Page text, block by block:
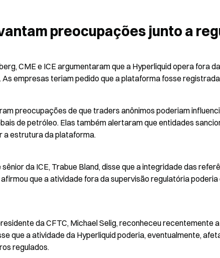
preocupações junto a
CME e ICE argumentaram que a Hyperliquid opera fora
As empresas teriam pedido que a plataforma fosse
preocupações de que traders anônimos poderiam
de petróleo. Elas também alertaram que entidades
a estrutura da plataforma.
da ICE, Trabue Bland, disse que a integridade das
que a atividade fora da supervisão regulatória
da CFTC, Michael Selig, reconheceu recentemente
que a atividade da Hyperliquid poderia, eventualmente,
regulados.